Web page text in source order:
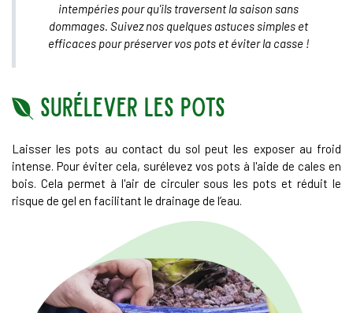
intempéries pour qu'ils traversent la saison sans
dommages. Suivez nos quelques astuces simples et
efficaces pour préserver vos pots et éviter la casse !
Surélever les pots
Laisser les pots au contact du sol peut les exposer au froid
intense. Pour éviter cela, surélevez vos pots à l'aide de cales en
bois. Cela permet à l'air de circuler sous les pots et réduit le
risque de gel en facilitant le drainage de l’eau.